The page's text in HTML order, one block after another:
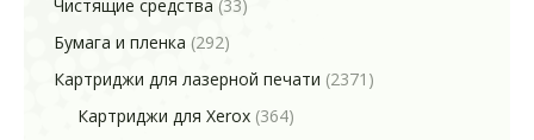
Чистящие средства (33)
Бумага и пленка (292)
Картриджи для лазерной печати (2371)
Картриджи для Xerox (364)